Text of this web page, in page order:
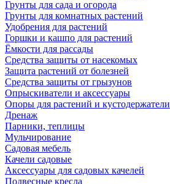
Грунты для сада и огорода
Грунты для комнатных растений
Удобрения для растений
Горшки и кашпо для растений
Ёмкости для рассады
Средства защиты от насекомых
Защита растений от болезней
Средства защиты от грызунов
Опрыскиватели и аксессуары
Опоры для растений и кустодержатели
Дренаж
Парники, теплицы
Мульчирование
Садовая мебель
Качели садовые
Аксессуары для садовых качелей
Подвесные кресла